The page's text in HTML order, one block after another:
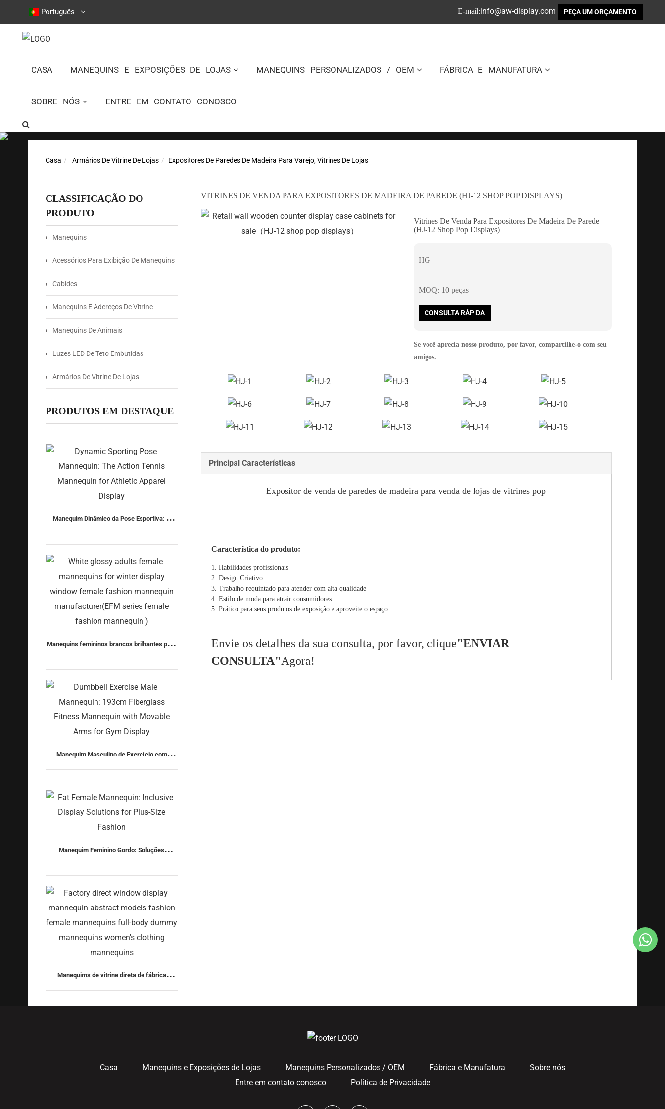
Português E-mail:info@aw-display.com PEÇA UM ORÇAMENTO
CASA MANEQUINS E EXPOSIÇÕES DE LOJAS MANEQUINS PERSONALIZADOS / OEM FÁBRICA E MANUFATURA
SOBRE NÓS ENTRE EM CONTATO CONOSCO
Casa Armários De Vitrine De Lojas Expositores De Paredes De Madeira Para Varejo, Vitrines De Lojas
CLASSIFICAÇÃO DO
PRODUTO
Manequins
Acessórios Para Exibição De Manequins
Cabides
Manequins E Adereços De Vitrine
Manequins De Animais
Luzes LED De Teto Embutidas
Armários De Vitrine De Lojas
PRODUTOS EM DESTAQUE
Manequim Dinâmico da Pose Esportiva: O
Manequins femininos brancos brilhantes para
Manequim Masculino de Exercício com
Manequim Feminino Gordo: Soluções
Manequims de vitrine direta de fábrica
manequins de manequins de roupas
VITRINES DE VENDA PARA EXPOSITORES DE MADEIRA DE PAREDE (HJ-12 SHOP POP DISPLAYS)
Vitrines De Venda Para Expositores De Madeira De Parede
(HJ-12 Shop Pop Displays)
HG
MOQ: 10 peças
CONSULTA RÁPIDA
Se você aprecia nosso produto, por favor, compartilhe-o com seu
amigos.
Principal Características
Expositor de venda de paredes de madeira para venda de lojas de vitrines pop
Característica do produto:
1. Habilidades profissionais
2. Design Criativo
3. Trabalho requintado para atender com alta qualidade
4. Estilo de moda para atrair consumidores
5. Prático para seus produtos de exposição e aproveite o espaço
Envie os detalhes da sua consulta, por favor, clique"ENVIAR
CONSULTA"Agora!
Casa Manequins e Exposições de Lojas Manequins Personalizados / OEM Fábrica e Manufatura
Sobre nós
Entre em contato conosco
Política de Privacidade